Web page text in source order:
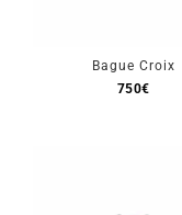
Bague Croix
750€